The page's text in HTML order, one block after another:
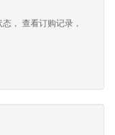
， 查看订购记录，